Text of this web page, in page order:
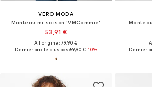
VERO MODA
Manteau mi-saison 'VMCammie'
53,91 €
À l'origine : 79,90 €
Dernier prix le plus bas :59,90 €-10%
Dernier